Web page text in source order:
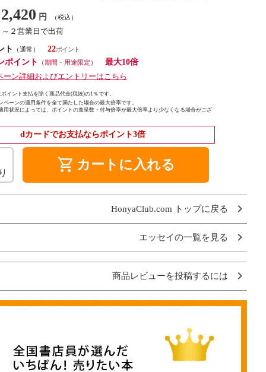
2,420 円 （税込）
～２営業日で出荷
ト
（通常）
22
ポイント
（期間・用途限定）
最大10倍
ーン詳細およびエントリーはこちら
イント支払を除く商品代金(税抜)の1％です。
ペーンの適用条件を全て満たした場合の最大倍率です。
用状況によっては、ポイントの進呈数・付与倍率が最大倍率より少なくなる場合がござ
dカードでお支払ならポイント3倍
shopping_cart カートに入れる
HonyaClub.com トップに戻る
エッセイの一覧を見る
商品レビューを投稿するには